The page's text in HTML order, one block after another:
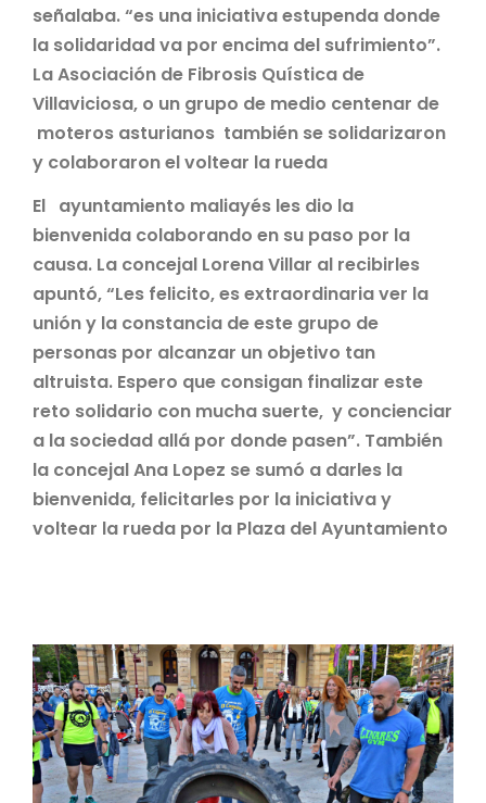
señalaba. “es una iniciativa estupenda donde
la solidaridad va por encima del sufrimiento”.
La Asociación de Fibrosis Quística de
Villaviciosa, o un grupo de medio centenar de
moteros asturianos también se solidarizaron
y colaboraron el voltear la rueda
El ayuntamiento maliayés les dio la
bienvenida colaborando en su paso por la
causa. La concejal Lorena Villar al recibirles
apuntó, “Les felicito, es extraordinaria ver la
unión y la constancia de este grupo de
personas por alcanzar un objetivo tan
altruista. Espero que consigan finalizar este
reto solidario con mucha suerte, y concienciar
a la sociedad allá por donde pasen”. También
la concejal Ana Lopez se sumó a darles la
bienvenida, felicitarles por la iniciativa y
voltear la rueda por la Plaza del Ayuntamiento